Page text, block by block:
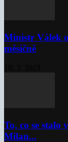
Ministr Válek
měsíčně
To, co se stalo
Milan...